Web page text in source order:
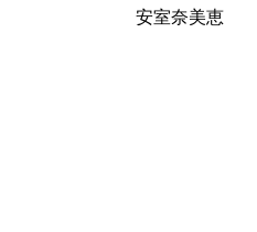
安室奈美恵